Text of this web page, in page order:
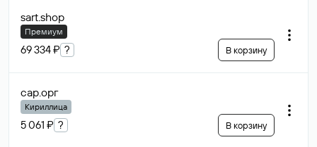
sart.shop
Премиум
69 334 ₽ ? В корзину
сар.орг
Кириллица
5 061 ₽ ? В корзину